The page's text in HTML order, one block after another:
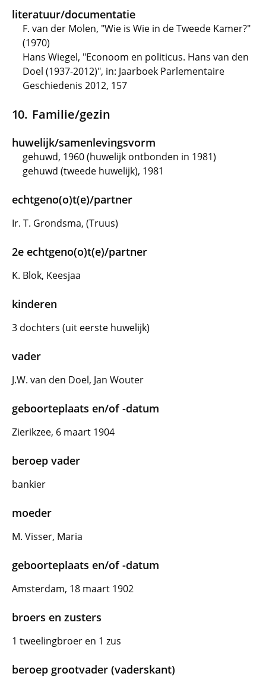
literatuur/documentatie
F. van der Molen, "Wie is Wie in de Tweede Kamer?"
(1970)
Hans Wiegel, "Econoom en politicus. Hans van den
Doel (1937-2012)", in: Jaarboek Parlementaire
Geschiedenis 2012, 157
Familie/gezin
huwelijk/samenlevingsvorm
gehuwd, 1960 (huwelijk ontbonden in 1981)
gehuwd (tweede huwelijk), 1981
echtgeno(o)t(e)/partner
Ir. T. Grondsma, (Truus)
2e echtgeno(o)t(e)/partner
K. Blok, Keesjaa
kinderen
3 dochters (uit eerste huwelijk)
vader
J.W. van den Doel, Jan Wouter
geboorteplaats en/of -datum
Zierikzee, 6 maart 1904
beroep vader
bankier
moeder
M. Visser, Maria
geboorteplaats en/of -datum
Amsterdam, 18 maart 1902
broers en zusters
1 tweelingbroer en 1 zus
beroep grootvader (vaderskant)